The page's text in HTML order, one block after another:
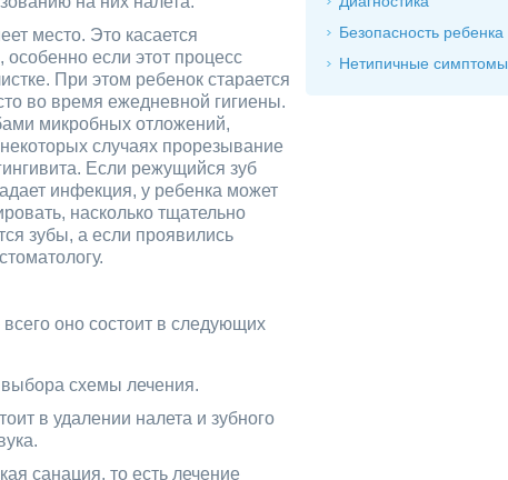
место. Это касается
если этот процесс
При этом ребенок старается
во время ежедневной гигиены.
микробных отложений,
случаях прорезывание
Если режущийся зуб
инфекция, у ребенка может
насколько тщательно
зубы, а если проявились
оно состоит в следующих
выбора схемы лечения.
в удалении налета и зубного
санация, то есть лечение
Безопасность ребенка
Нетипичные симптомы